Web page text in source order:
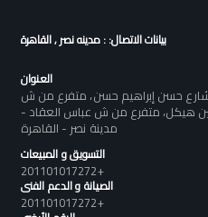
بيانات الاتصال: : مدينه نصر , القاهرة
العنوان
شارع حسن إبراهيم حسن، متفرع من ش
هيكل، متفرع من ش عباس العقاد -
مدينة نصر - القاهرة
التسويق و المبيعات
+201101017272
الصيانة و الدعم الفنى
+201101017272